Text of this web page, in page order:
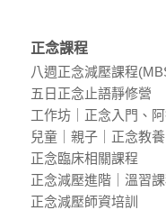
正念課程
八週正念減壓課程
五⽇正念⽌語靜修營
⼯作坊｜正念入門、
兒童｜親⼦｜正念教養
正念臨床相關課程
正念減壓進階｜溫習
正念減壓師資培訓